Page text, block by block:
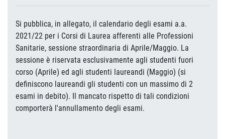
Si pubblica, in allegato, il calendario degli esami a.a.
2021/22 per i Corsi di Laurea afferenti alle Professioni
Sanitarie, sessione straordinaria di Aprile/Maggio. La
sessione è riservata esclusivamente agli studenti fuori
corso (Aprile) ed agli studenti laureandi (Maggio) (si
definiscono laureandi gli studenti con un massimo di 2
esami in debito). Il mancato rispetto di tali condizioni
comporterà l'annullamento degli esami.